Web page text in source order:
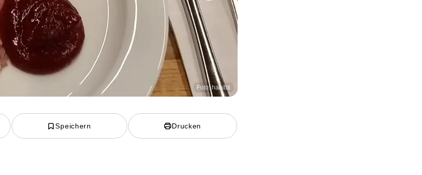
Foto: habibti
Speichern Drucken